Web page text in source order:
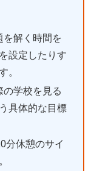
解く時間を
設定したりす
。
学校を見る
具体的な目標
休憩のサイ